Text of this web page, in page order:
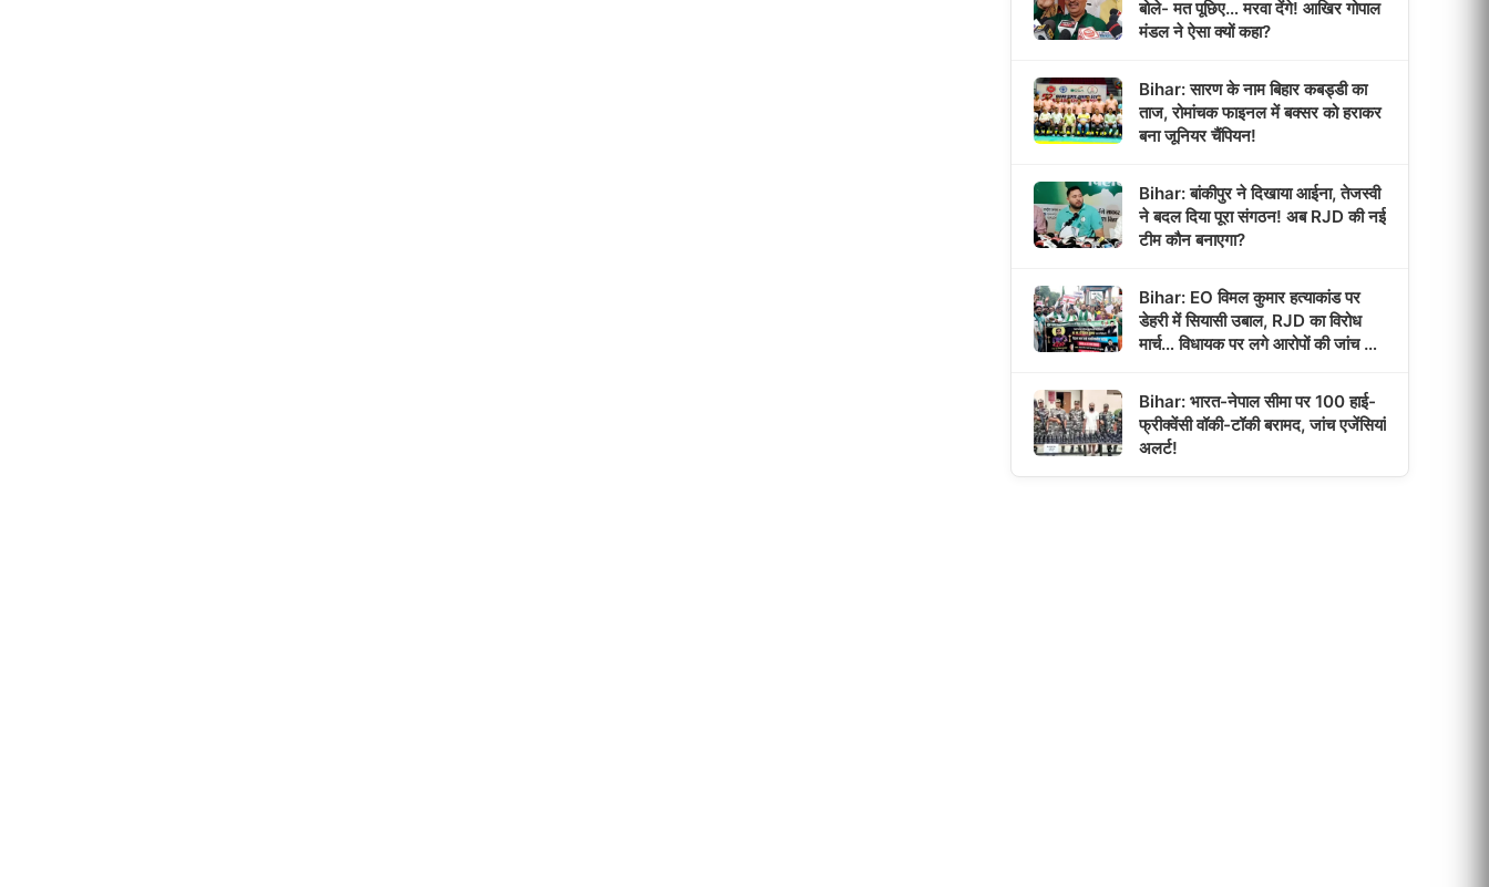
बोले- मत पूछिए… मरवा देंगे! आखिर गोपाल
मंडल ने ऐसा क्यों कहा?
Bihar: सारण के नाम बिहार कबड्डी का
ताज, रोमांचक फाइनल में बक्सर को हराकर
बना जूनियर चैंपियन!
Bihar: बांकीपुर ने दिखाया आईना, तेजस्वी
ने बदल दिया पूरा संगठन! अब RJD की नई
टीम कौन बनाएगा?
Bihar: EO विमल कुमार हत्याकांड पर
डेहरी में सियासी उबाल, RJD का विरोध
मार्च… विधायक पर लगे आरोपों की जांच की
Bihar: भारत-नेपाल सीमा पर 100 हाई-
फ्रीक्वेंसी वॉकी-टॉकी बरामद, जांच एजेंसियां
अलर्ट!